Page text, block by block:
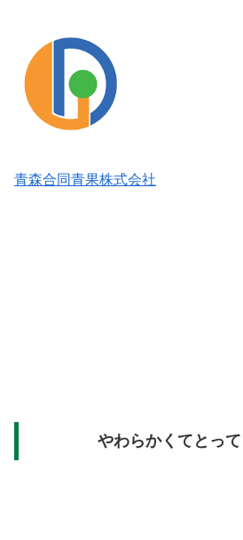
青森合同青果株式会社
やわらかくてとって